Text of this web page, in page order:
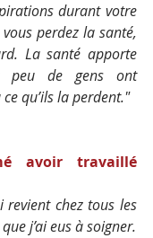
durant votre
perdez la santé,
La santé apporte
peu de gens ont
ce qu’ils la perdent."
avoir travaillé
revient chez tous les
j’ai eus à soigner.